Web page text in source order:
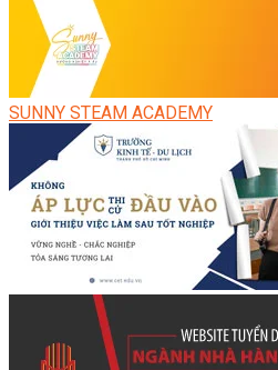
SUNNY STEAM ACADEMY